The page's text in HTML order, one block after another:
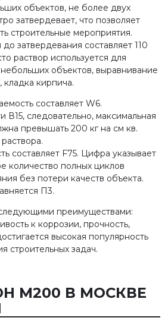
объектов, не более двух
затвердевает, что позволяет
строительные мероприятия.
затвердевания составляет 110
раствор используется для
объектов, выравнивание
кладка кирпича.
составляет W6.
В15, следовательно, максимальная
превышать 200 кг на см кв.
составляет F75. Цифра указывает
количество полных циклов
без потери качеств объекта.
П3.
преимуществами:
к коррозии, прочность,
высокая популярность
строительных задач.
М200 В МОСКВЕ